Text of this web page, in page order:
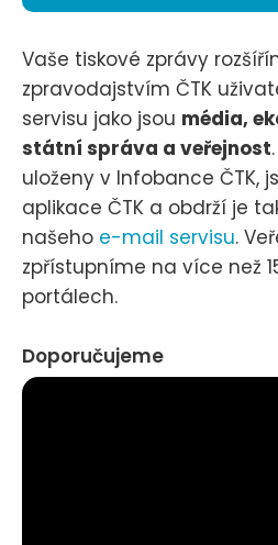
Vaše tiskové zprávy
zpravodajstvím ČTK
servisu jako jsou média,
státní správa a veřejnost
uloženy v Infobance ČTK,
aplikace ČTK a obdrží je
našeho e-mail servisu.
zpřístupníme na více než
portálech.
Doporučujeme